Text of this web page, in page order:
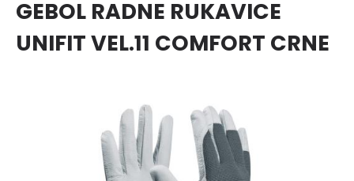
GEBOL RADNE RUKAVICE
UNIFIT VEL.11 COMFORT CRNE